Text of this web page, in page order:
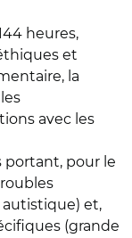
heures,
et
la
avec les
portant, pour le
autistique) et,
(grande